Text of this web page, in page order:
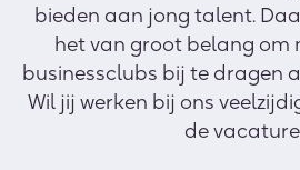
bieden aan jong talent.
het van groot belang om
businessclubs bij te dragen
Wil jij werken bij ons
de